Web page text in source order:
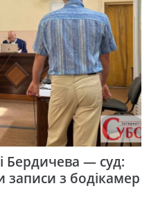
Бердичева — суд:
записи з бодікамер